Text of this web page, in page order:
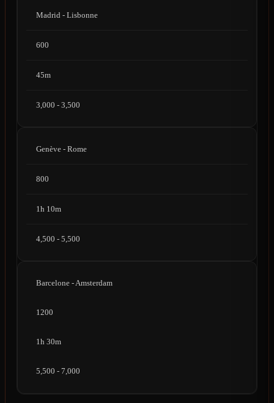
Madrid - Lisbonne
600
45m
3,000 - 3,500
Genève - Rome
800
1h 10m
4,500 - 5,500
Barcelone - Amsterdam
1200
1h 30m
5,500 - 7,000